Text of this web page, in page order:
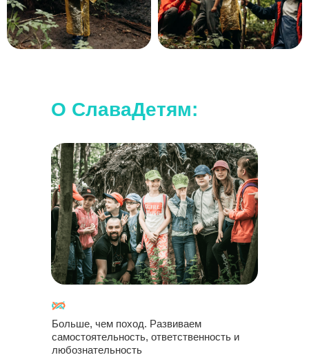
О СлаваДетям:
Больше, чем поход. Развиваем
самостоятельность, ответственность и
любознательность